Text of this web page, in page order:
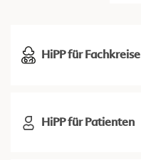
HiPP für Fachkreise
HiPP für Patienten